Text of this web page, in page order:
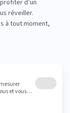
?
?